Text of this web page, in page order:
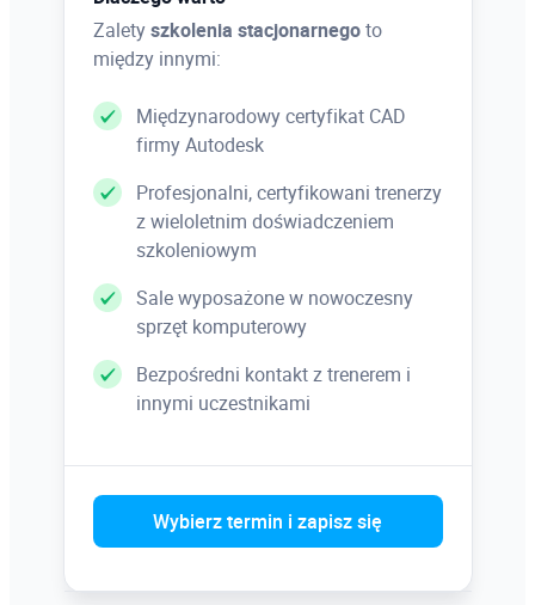
nasycenia
– mieszanie kanałów
– edycja obrazu z wykorzystaniem koloru
neutralnego
Maski
– kanały alfa
– edycja kanału jako maski
Ścieżki i kształty
– zamiana selekcji na ścieżkę i ścieżki na
– ścieżki odcinania warstwy
– importowanie ścieżek
Retusz
Zaletyszkolenia stacjonarnegoto
między innymi:
Międzynarodowy certyfikat CAD
firmy Autodesk
Profesjonalni, certyfikowani trenerzy
z wieloletnim doświadczeniem
szkoleniowym
Sale wyposażone w nowoczesny
sprzęt komputerowy
Bezpośredni kontakt z trenerem i
innymi uczestnikami
Wybierz termin i zapisz się